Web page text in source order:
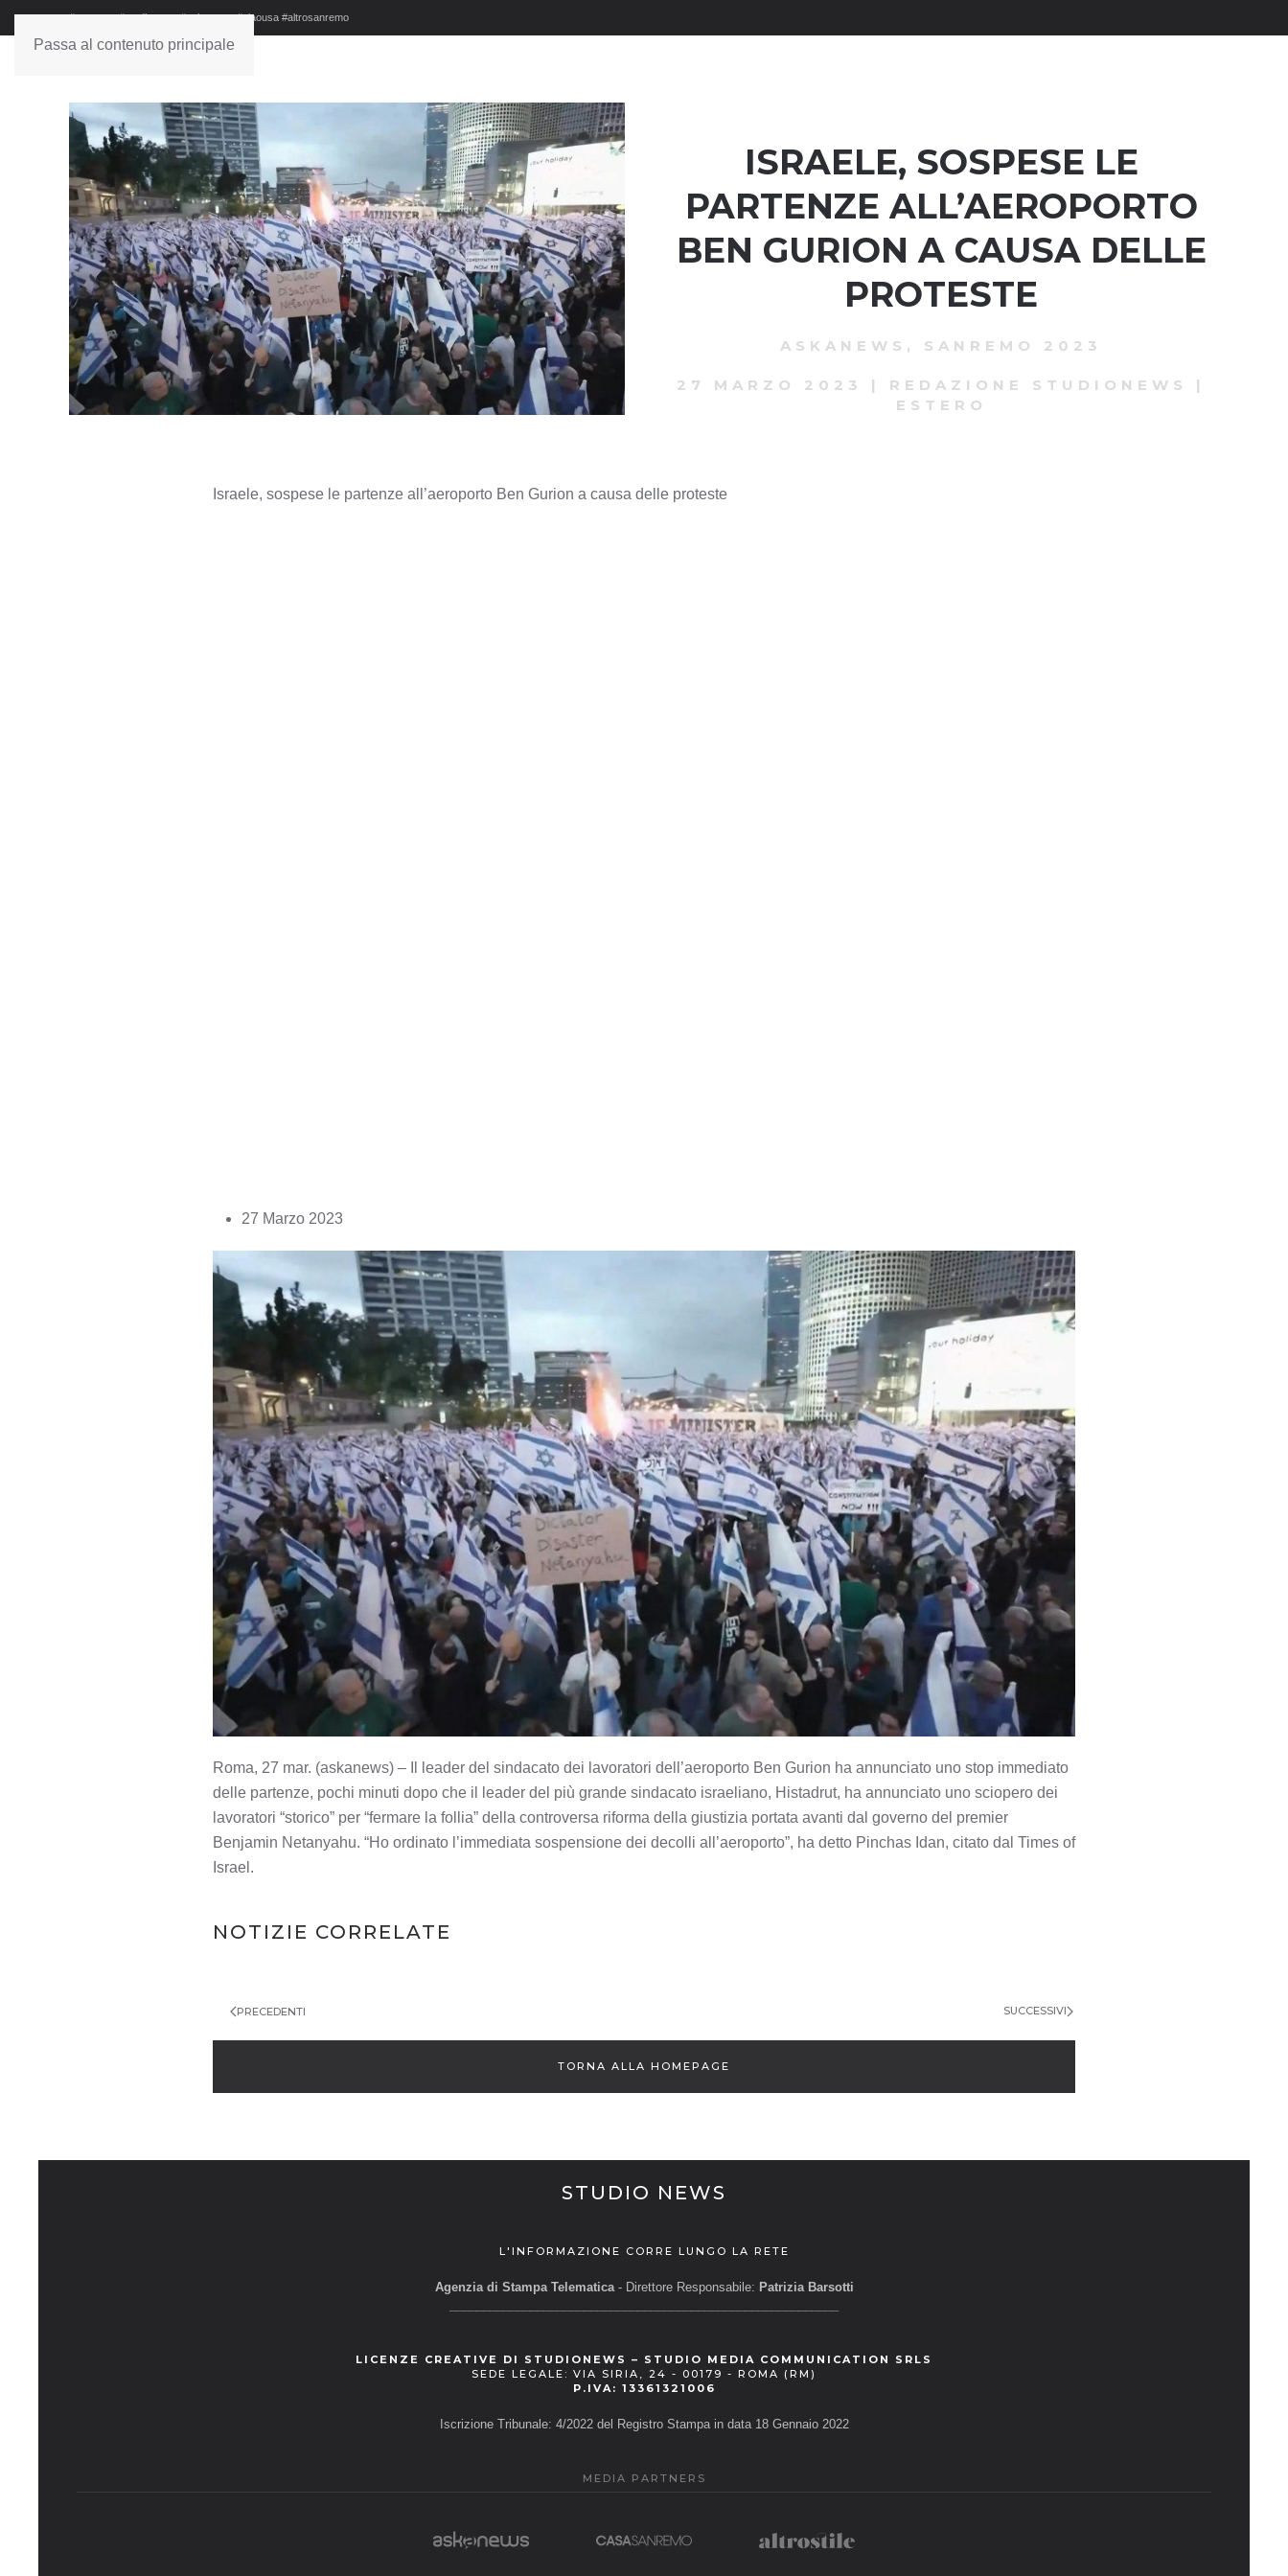
Passa al contenuto principale
#sanremo #studionews #askanews #ciaousa #altrosanremo
ISRAELE, SOSPESE LE
PARTENZE ALL’AEROPORTO
BEN GURION A CAUSA DELLE
PROTESTE
ASKANEWS , SANREMO 2023
27 MARZO 2023 | REDAZIONE STUDIONEWS
|
ESTERO
Israele, sospese le partenze all’aeroporto Ben Gurion a causa delle proteste
Skip
content
27 Marzo 2023
Roma, 27 mar. (askanews) – Il leader del sindacato dei lavoratori dell’aeroporto Ben Gurion ha annunciato uno stop immediato
delle partenze, pochi minuti dopo che il leader del più grande sindacato israeliano, Histadrut, ha annunciato uno sciopero dei
lavoratori “storico” per “fermare la follia” della controversa riforma della giustizia portata avanti dal governo del premier
Benjamin Netanyahu. “Ho ordinato l’immediata sospensione dei decolli all’aeroporto”, ha detto Pinchas Idan, citato dal Times of
Israel.
NAVIGAZIONE
NOTIZIE CORRELATE
PRECEDENTI SUCCESSIVI
TORNA ALLA HOMEPAGE
STUDIO NEWS
L'INFORMAZIONE CORRE LUNGO LA RETE
Agenzia di Stampa Telematica- Direttore Responsabile: Patrizia Barsotti
LICENZE CREATIVE DI STUDIONEWS – STUDIO MEDIA COMMUNICATION SRLS
SEDE LEGALE: VIA SIRIA, 24 - 00179 - ROMA (RM)
P.IVA: 13361321006
Iscrizione Tribunale: 4/2022 del Registro Stampa in data 18 Gennaio 2022
MEDIA PARTNERS